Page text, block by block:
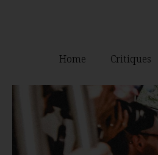
Home Critiques